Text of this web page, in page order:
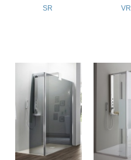
SR VR